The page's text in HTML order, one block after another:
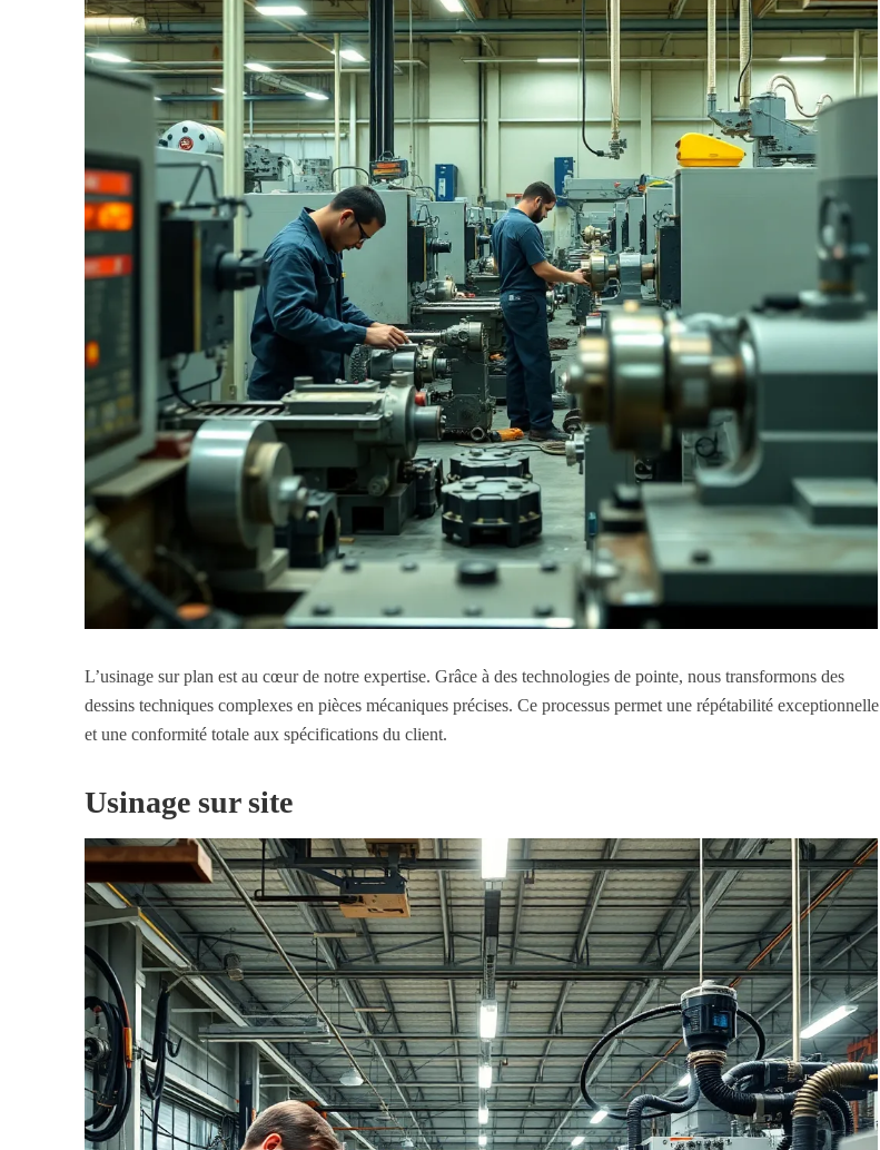
L’usinage sur plan est au cœur de notre expertise. Grâce à des technologies de pointe, nous transformons des
dessins techniques complexes en pièces mécaniques précises. Ce processus permet une répétabilité exceptionnelle
et une conformité totale aux spécifications du client.
Usinage sur site